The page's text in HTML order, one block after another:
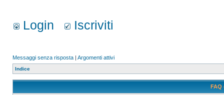
Login Iscriviti
Messaggi senza risposta | Argomenti attivi
Indice
FAQ